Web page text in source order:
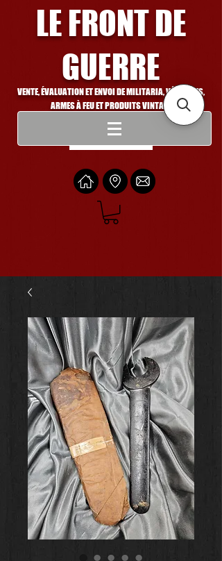
LE FRONT DE
GUERRE
VENTE, ÉVALUATION ET ENVOI DE MILITARIA, VÉHICULES,
ARMES À FEU ET PRODUITS VINTAGE
Se connecter